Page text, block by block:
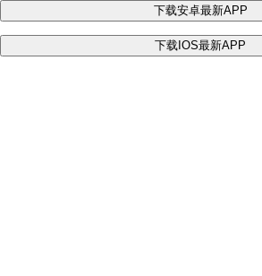
下载安卓最新APP
下载IOS最新APP